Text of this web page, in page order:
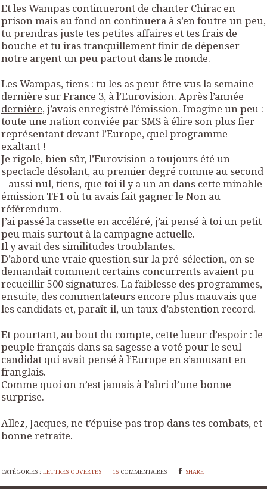
Et les Wampas continueront de chanter Chirac en
prison mais au fond on continuera à s’en foutre un peu,
tu prendras juste tes petites affaires et tes frais de
bouche et tu iras tranquillement finir de dépenser
notre argent un peu partout dans le monde.
Les Wampas, tiens : tu les as peut-être vus la semaine
dernière sur France 3, à l’Eurovision. Aprèsl’année
dernière, j’avais enregistré l’émission. Imagine un peu :
toute une nation conviée par SMS à élire son plus fier
représentant devant l’Europe, quel programme
exaltant !
Je rigole, bien sûr, l’Eurovision a toujours été un
spectacle désolant, au premier degré comme au second
– aussi nul, tiens, que toi il y a un an dans cette minable
émission TF1 où tu avais fait gagner le Non au
référendum.
J’ai passé la cassette en accéléré, j’ai pensé à toi un petit
peu mais surtout à la campagne actuelle.
Il y avait des similitudes troublantes.
D’abord une vraie question sur la pré-sélection, on se
demandait comment certains concurrents avaient pu
recueillir 500 signatures. La faiblesse des programmes,
ensuite, des commentateurs encore plus mauvais que
les candidats et, paraît-il, un taux d’abstention record.
Et pourtant, au bout du compte, cette lueur d’espoir : le
peuple français dans sa sagesse a voté pour le seul
candidat qui avait pensé à l’Europe en s’amusant en
franglais.
Comme quoi on n’est jamais à l’abri d’une bonne
surprise.
Allez, Jacques, ne t’épuise pas trop dans tes combats, et
bonne retraite.
CATÉGORIES : LETTRES OUVERTES 15 COMMENTAIRES SHARE